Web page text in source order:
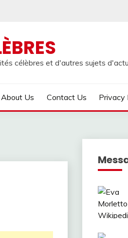
célèbres et d'autres sujets
About Us Contact Us Privacy